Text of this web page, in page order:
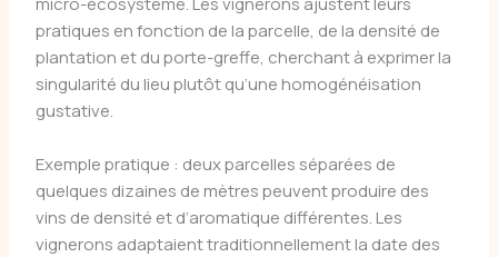
pratiques en fonction de la parcelle, de la densité de
plantation et du porte-greffe, cherchant à exprimer la
singularité du lieu plutôt qu’une homogénéisation
gustative.
Exemple pratique : deux parcelles séparées de
quelques dizaines de mètres peuvent produire des
vins de densité et d’aromatique différentes. Les
vignerons adaptaient traditionnellement la date des